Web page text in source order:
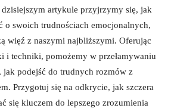
artykule przyjrzymy się, jak
o swoich trudnościach emocjonalnych,
więź z naszymi najbliższymi. Oferując
i techniki, pomożemy w przełamywaniu
jak podejść do trudnych rozmów z
Przygotuj się na odkrycie, jak szczera
się kluczem do lepszego zrozumienia